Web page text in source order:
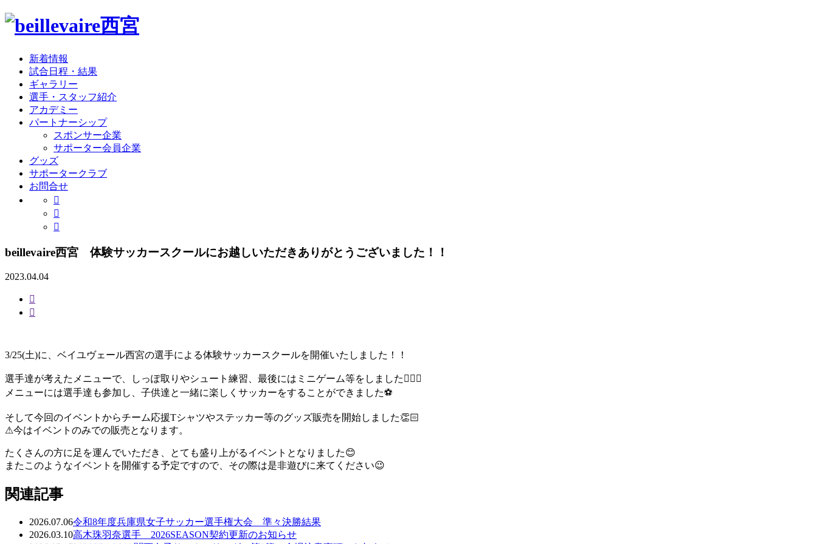
新着情報
試合日程・結果
ギャラリー
選手・スタッフ紹介
アカデミー
パートナーシップ
スポンサー企業
サポーター会員企業
グッズ
サポータークラブ
お問合せ
beillevaire西宮 体験サッカースクールにお越しいただきありがとうございました！！
2023.04.04
3/25(土)に、ベイユヴェール西宮の選手による体験サッカースクールを開催いたしました！！
選手達が考えたメニューで、しっぽ取りやシュート練習、最後にはミニゲーム等をしました🏃🏻‍♀️
メニューには選手達も参加し、子供達と一緒に楽しくサッカーをすることができました⚽️
そして今回のイベントからチーム応援Tシャツやステッカー等のグッズ販売を開始しました👏🏻
⚠︎今はイベントのみでの販売となります。
たくさんの方に足を運んでいただき、とても盛り上がるイベントとなりました😊
またこのようなイベントを開催する予定ですので、その際は是非遊びに来てください😉
関連記事
2026.07.06令和8年度兵庫県女子サッカー選手権大会 準々決勝結果
2026.03.10高木珠羽奈選手 2026SEASON契約更新のお知らせ